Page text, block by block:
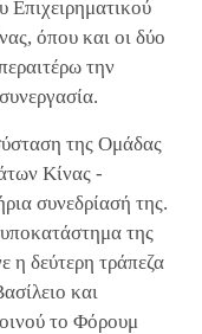
Επιχειρηματικού
όπου και οι δύο
την
της Ομάδας
Κίνας -
συνεδρίασή της.
της
η δεύτερη τράπεζα
και
το Φόρουμ